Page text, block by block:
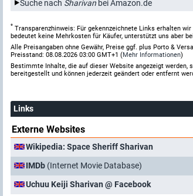
Suche nach Sharivan bei Amazon.de
* Transparenzhinweis: Für gekennzeichnete Links erhalten
bedeutet keine Mehrkosten für Käufer, unterstützt uns aber
Alle Preisangaben ohne Gewähr, Preise ggf. plus Porto &
Preisstand: 08.08.2026 03:00 GMT+1 (Mehr Informationen)
Bestimmte Inhalte, die auf dieser Website angezeigt werden,
bereitgestellt und können jederzeit geändert oder entfernt
Links
Externe Websites
Wikipedia: Space Sheriff Sharivan
IMDb (Internet Movie Database)
Uchuu Keiji Sharivan @ Facebook